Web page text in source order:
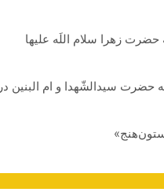
حضرت زهرا سلام اللَه علیها
حضرت سیدالشّهدا و ام